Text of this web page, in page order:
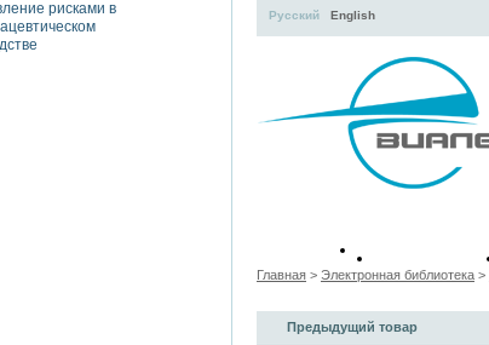
Русский English
Главная > Электронная библиотека >
Предыдущий товар